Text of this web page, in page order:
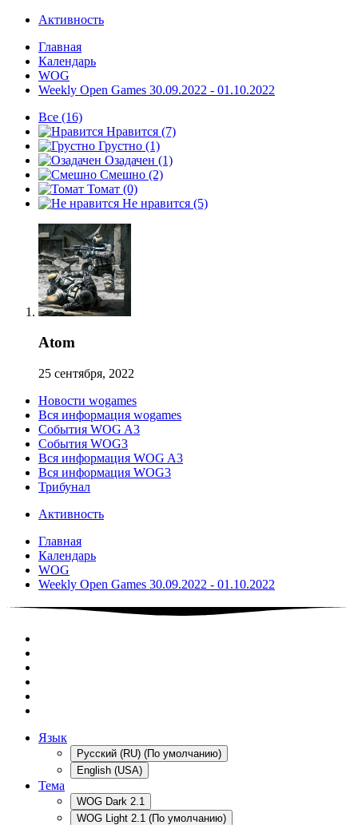
Активность
Главная
Календарь
WOG
Weekly Open Games 30.09.2022 - 01.10.2022
Все (16)
Нравится (7)
Грустно (1)
Озадачен (1)
Смешно (2)
Томат (0)
Не нравится (5)
Atom
25 сентября, 2022
Новости wogames
Вся информация wogames
События WOG A3
События WOG3
Вся информация WOG A3
Вся информация WOG3
Трибунал
Активность
Главная
Календарь
WOG
Weekly Open Games 30.09.2022 - 01.10.2022
Язык
Русский (RU) (По умолчанию)
English (USA)
Тема
WOG Dark 2.1
WOG Light 2.1 (По умолчанию)